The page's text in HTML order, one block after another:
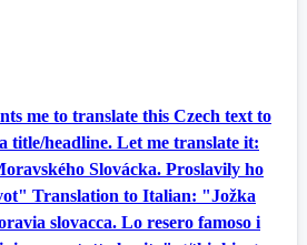
me to translate this Czech text to
title/headline. Let me translate it:
Slovácka. Proslavily ho
Translation to Italian: "Jožka
slovacca. Lo resero famoso i